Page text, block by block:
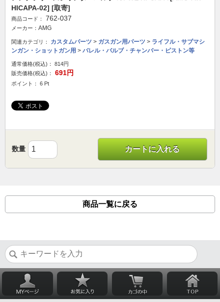
HICAPA-02] [取寄]
商品コード： 762-037
メーカー： AMG
関連カテゴリ： カスタムパーツ > ガスガン用パーツ > ライフル・サブマシ
ンガン・ショットガン用 > バレル・バルブ・チャンバー・ピストン等
通常価格(税込)：
814円
販売価格(税込)：
691円
ポイント： 6 Pt
数量 カートに入れる
商品一覧に戻る